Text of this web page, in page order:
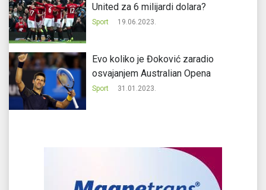
United za 6 milijardi dolara?
Sport 19.06.2023.
Evo koliko je Đoković zaradio
osvajanjem Australian Opena
Sport 31.01.2023.